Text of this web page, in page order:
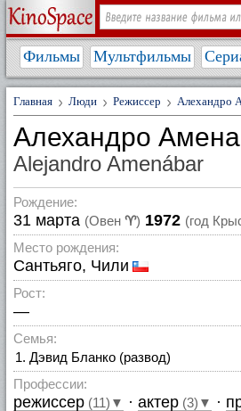
Фильмы Мультфильмы
Главная Люди Режиссер Алехандро
Алехандро
Alejandro Amenábar
Рождение:
31 марта (Овен ♈) 1972 (год
Место рождения:
Сантьяго, Чили
Рост:
—
Семья:
Дэвид Бланко (развод)
Профессии:
режиссер (11)▼ · актер (3)▼ ·